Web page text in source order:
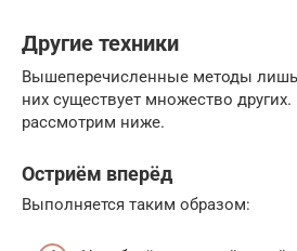
Другие техники
Вышеперечисленные методы
них существует множество
рассмотрим ниже.
Остриём вперёд
Выполняется таким образом: